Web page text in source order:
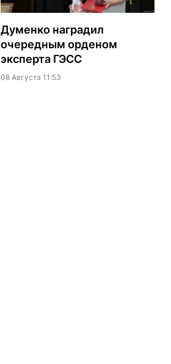
Думенко наградил
очередным орденом
эксперта ГЭСС
08 Августа 11:53